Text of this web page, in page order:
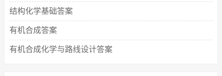
结构化学基础答案
有机合成答案
有机合成化学与路线设计答案